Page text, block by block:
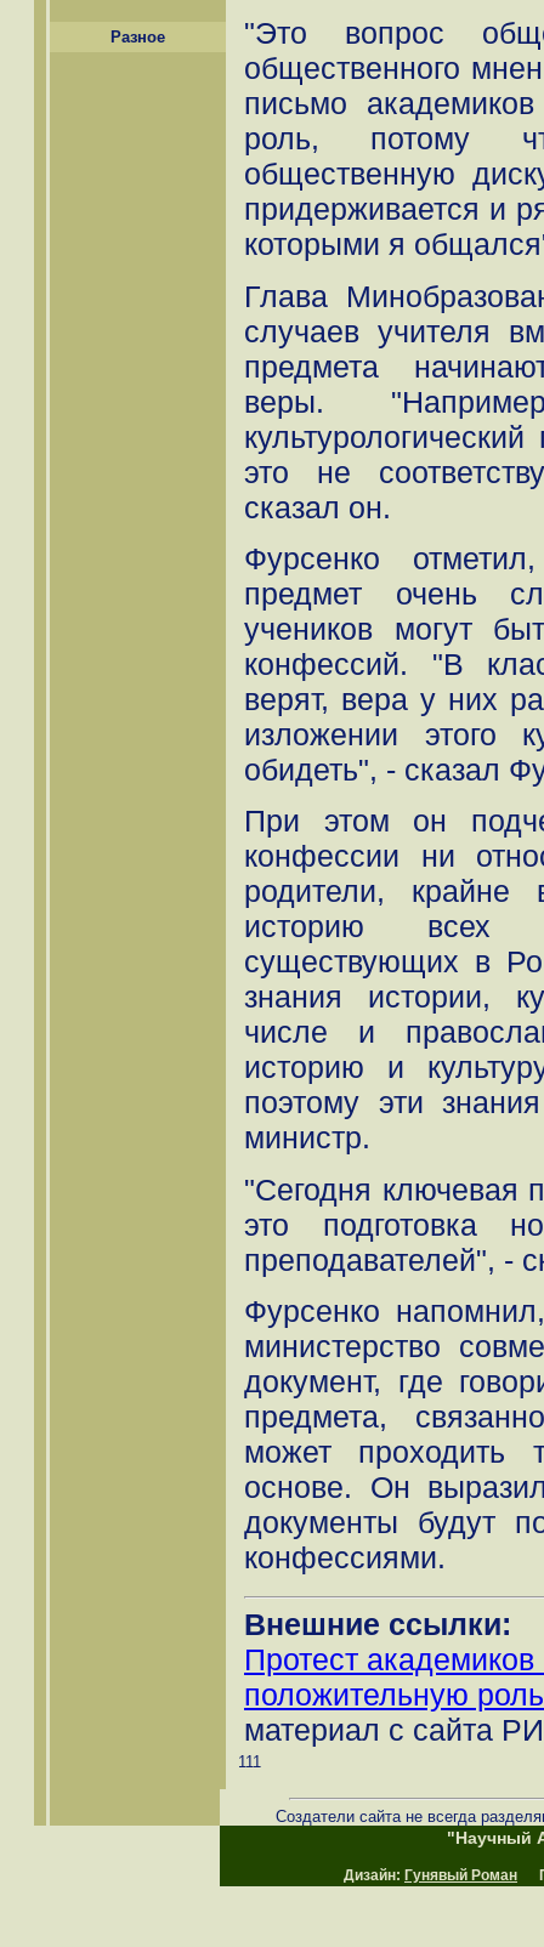
Разное
"Это вопрос
общественного
письмо
роль, потому
общественную
придерживается и
которыми я
Глава
случаев учителя
предмета
веры.
это не
сказал он.
Фурсенко
предмет очень
учеников могут
конфессий. "В
верят, вера у них
изложении этого
обидеть", - сказал
При этом он
конфессии ни
родители,
историю всех
существующих в
знания истории,
числе и
историю и
поэтому эти
министр.
"Сегодня ключевая
это подготовка
преподавателей", -
Фурсенко
министерство
документ, где
предмета,
может проходить
основе. Он
документы будут
конфессиями.
Внешние ссылки:
Протест
положительную
материал с сайта
111
Создатели сайта не всегда
"Научный
Дизайн: Гунявый Роман